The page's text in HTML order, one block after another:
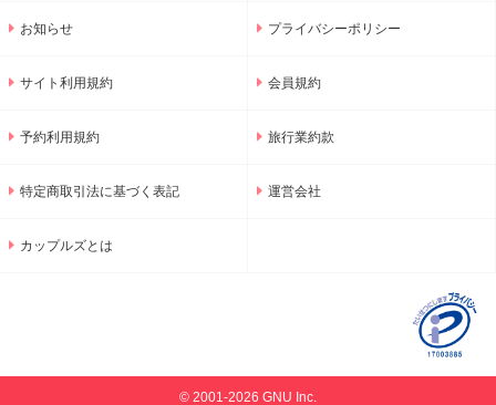
お知らせ プライバシーポリシー
サイト利用規約 会員規約
予約利用規約 旅行業約款
特定商取引法に基づく表記 運営会社
カップルズとは
© 2001-2026 GNU Inc.